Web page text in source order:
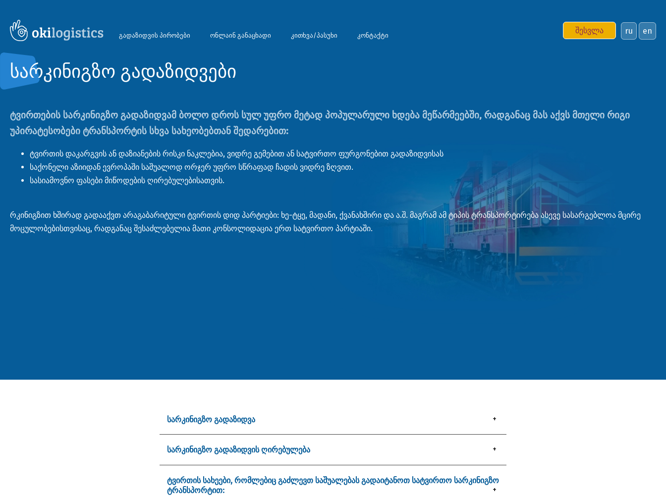
გადაზიდვის პირობები ონლაინ განაცხადი კითხვა/პასუხი კონტაქტი
შესვლა ru en
სარკინიგზო გადაზიდვები
ტვირთების სარკინიგზო გადაზიდვამ ბოლო დროს სულ უფრო მეტად პოპულარული ხდება მეწარმეებში, რადგანაც მას აქვს მთელი რიგი
უპირატესობები ტრანსპორტის სხვა სახეობებთან შედარებით:
ტვირთის დაკარგვის ან დაზიანების რისკი ნაკლებია, ვიდრე გემებით ან სატვირთო ფურგონებით გადაზიდვისას
საქონელი აზიიდან ევროპაში საშუალოდ ორჯერ უფრო სწრაფად ჩადის ვიდრე ზღვით.
სასიამოვნო ფასები მიწოდების ღირებულებისათვის.
რკინიგზით ხშირად გადააქვთ არაგაბარიტული ტვირთის დიდ პარტიები: ხე-ტყე, მადანი, ქვანახშირი და ა.შ. მაგრამ ამ ტიპის ტრანსპორტირება ასევე სასარგებლოა მცირე
მოცულობებისთვისაც, რადგანაც შესაძლებელია მათი კონსოლიდაცია ერთ სატვირთო პარტიაში.
სარკინიგზო გადაზიდვა
სარკინიგზო გადაზიდვის ღირებულება
ტვირთის სახეები, რომლებიც გაძლევთ საშუალებას გადაიტანოთ სატვირთო სარკინიგზო
ტრანსპორტით: